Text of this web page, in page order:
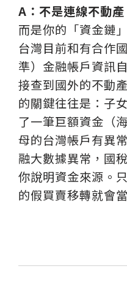
A：不是連線不動產
而是你的「資金鏈
台灣目前和有合作
準）金融帳戶資訊
接查到國外的不動
的關鍵往往是：子
了一筆巨額資金（
母的台灣帳戶有異
融大數據異常，國
你說明資金來源。
的假買賣移轉就會